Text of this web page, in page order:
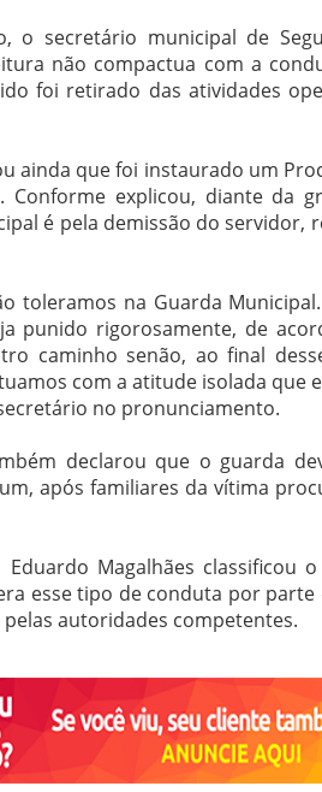
o secretário municipal de
não compactua com a
foi retirado das atividades
ainda que foi instaurado um
Conforme explicou, diante da
é pela demissão do servidor,
toleramos na Guarda
punido rigorosamente, de
caminho senão, ao final
com a atitude isolada que
no pronunciamento.
declarou que o guarda
após familiares da vítima
Magalhães classificou
esse tipo de conduta por parte
pelas autoridades competentes.